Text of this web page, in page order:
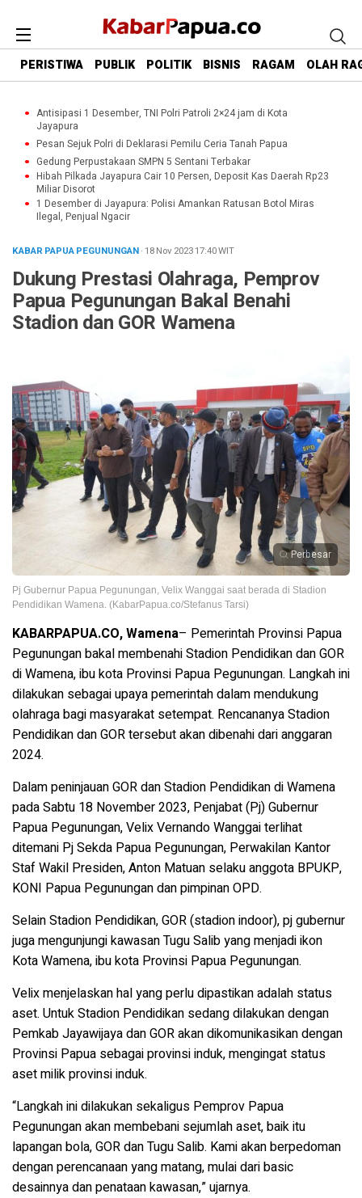
PERISTIWA PUBLIK POLITIK BISNIS RAGAM OLAH
Antisipasi 1 Desember, TNI Polri Patroli 2×24 jam di Kota
Jayapura
Pesan Sejuk Polri di Deklarasi Pemilu Ceria Tanah Papua
Gedung Perpustakaan SMPN 5 Sentani Terbakar
Hibah Pilkada Jayapura Cair 10 Persen, Deposit Kas Daerah Rp23
Miliar Disorot
1 Desember di Jayapura: Polisi Amankan Ratusan Botol Miras
Ilegal, Penjual Ngacir
KABAR PAPUA PEGUNUNGAN· 18 Nov 202317:40WIT
Dukung Prestasi Olahraga, Pemprov
Papua Pegunungan Bakal Benahi
Stadion dan GOR Wamena
Perbesar
Pj Gubernur Papua Pegunungan, Velix Wanggai saat berada di Stadion
Pendidikan Wamena. (KabarPapua.co/Stefanus Tarsi)
KABARPAPUA.CO, Wamena– Pemerintah Provinsi Papua
Pegunungan bakal membenahi Stadion Pendidikan dan GOR
di Wamena, ibu kota Provinsi Papua Pegunungan. Langkah ini
dilakukan sebagai upaya pemerintah dalam mendukung
olahraga bagi masyarakat setempat. Rencananya Stadion
Pendidikan dan GOR tersebut akan dibenahi dari anggaran
2024.
Dalam peninjauan GOR dan Stadion Pendidikan di Wamena
pada Sabtu 18 November 2023, Penjabat (Pj) Gubernur
Papua Pegunungan, Velix Vernando Wanggai terlihat
ditemani Pj Sekda Papua Pegunungan, Perwakilan Kantor
Staf Wakil Presiden, Anton Matuan selaku anggota BPUKP,
KONI Papua Pegunungan dan pimpinan OPD.
Selain Stadion Pendidikan, GOR (stadion indoor), pj gubernur
juga mengunjungi kawasan Tugu Salib yang menjadi ikon
Kota Wamena, ibu kota Provinsi Papua Pegunungan.
Velix menjelaskan hal yang perlu dipastikan adalah status
aset. Untuk Stadion Pendidikan sedang dilakukan dengan
Pemkab Jayawijaya dan GOR akan dikomunikasikan dengan
Provinsi Papua sebagai provinsi induk, mengingat status
aset milik provinsi induk.
“Langkah ini dilakukan sekaligus Pemprov Papua
Pegunungan akan membebani sejumlah aset, baik itu
lapangan bola, GOR dan Tugu Salib. Kami akan berpedoman
dengan perencanaan yang matang, mulai dari basic
desainnya dan penataan kawasan,” ujarnya.